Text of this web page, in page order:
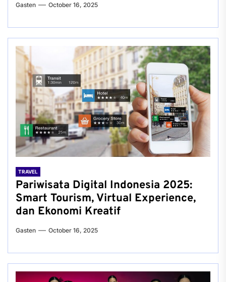
Gasten October 16, 2025
TRAVEL
Pariwisata Digital Indonesia 2025:
Smart Tourism, Virtual Experience,
dan Ekonomi Kreatif
Gasten October 16, 2025